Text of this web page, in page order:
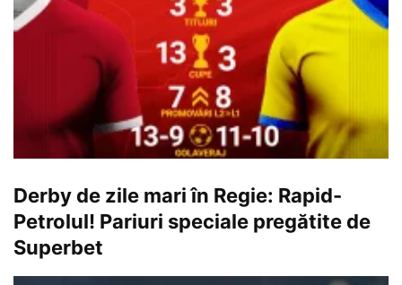
Derby de zile mari în Regie: Rapid-
Petrolul! Pariuri speciale pregătite de
Superbet